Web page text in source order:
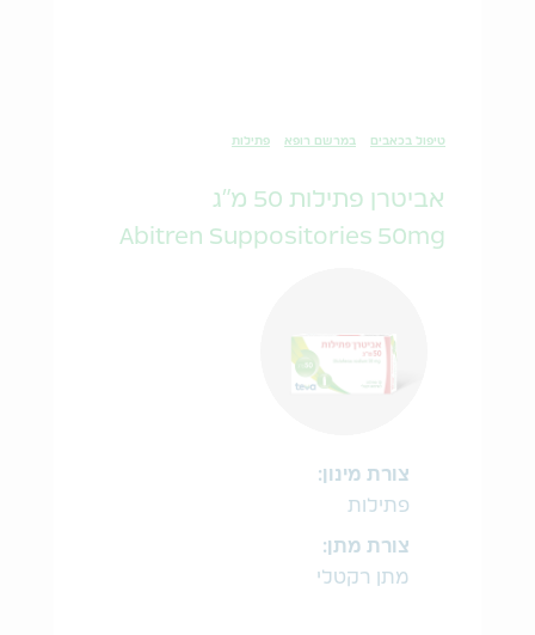
טיפול בכאבים במרשם רופא פתילות
אביטרן פתילות 50 מ"ג
Abitren Suppositories 50mg
צורת מינון:
פתילות
צורת מתן:
מתן רקטלי